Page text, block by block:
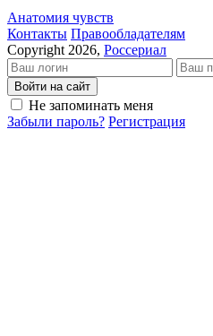
Анатомия чувств
Кон­так­ты Пра­во­об­ла­да­те­лям
Copyright 2026, Россериал
Войти на сайт
Не запоминать меня
Забыли пароль? Регистрация